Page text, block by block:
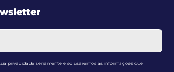
privacidade seriamente e só usaremos as informações que